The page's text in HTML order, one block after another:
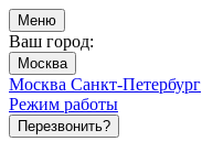
Меню
Ваш город:
Москва
Москва Санкт-Петербург
Режим работы
Перезвонить?